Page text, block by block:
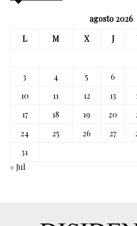
agosto 2026
L
M X J
3
4 5 6
10
11 12 13
17
18 19 20
24
25 26 27
31
« Jul